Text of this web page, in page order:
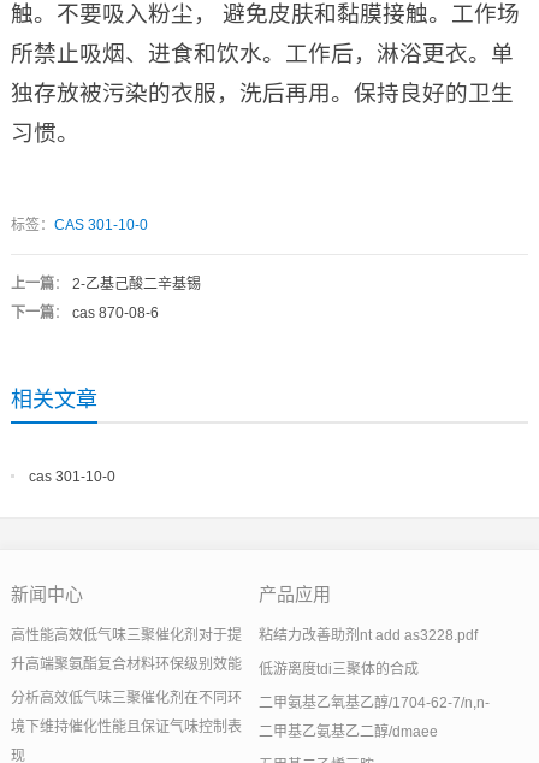
触。不要吸入粉尘， 避免皮肤和黏膜接触。工作场
所禁止吸烟、进食和饮水。工作后，淋浴更衣。单
独存放被污染的衣服，洗后再用。保持良好的卫生
习惯。
标签： CAS 301-10-0
上一篇： 2-乙基己酸二辛基锡
下一篇： cas 870-08-6
相关文章
cas 301-10-0
新闻中心
高性能高效低气味三聚催化剂对于提
升高端聚氨酯复合材料环保级别效能
分析高效低气味三聚催化剂在不同环
境下维持催化性能且保证气味控制表
现
产品应用
粘结力改善助剂nt add as3228.pdf
低游离度tdi三聚体的合成
二甲氨基乙氧基乙醇/1704-62-7/n,n-
二甲基乙氨基乙二醇/dmaee